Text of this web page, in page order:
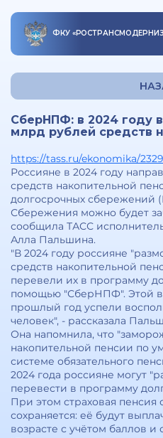
ФКУ «
СберНПФ: в 2024 году
млрд рублей средств
https://tass.ru/ekonomika/
Россияне в 2024 году
средств накопительной
долгосрочных
Сбережения можно будет
сообщила ТАСС
Алла Пальшина.
"В 2024 году россияне
средств накопительной
перевели их в программу
помощью "СберНПФ". Этой
прошлый год успели
человек", - рассказала
Она напомнила, что
накопительной пенсии по
системе обязательного
2024 года россияне могут
перевести в программу
При этом страховая пенсия
сохраняется: её будут
возрасте с учётом баллов и